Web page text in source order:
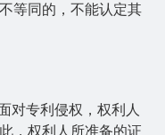
等同的，不能认定其
对专利侵权，权利人
，权利人所准备的证